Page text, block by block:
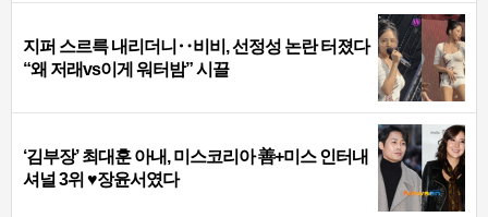
지퍼 스르륵 내리더니‥비비, 선정성 논란 터졌다
“왜 저래vs이게 워터밤” 시끌
‘김부장’ 최대훈 아내, 미스코리아 善+미스 인터내
셔널 3위 ♥장윤서였다